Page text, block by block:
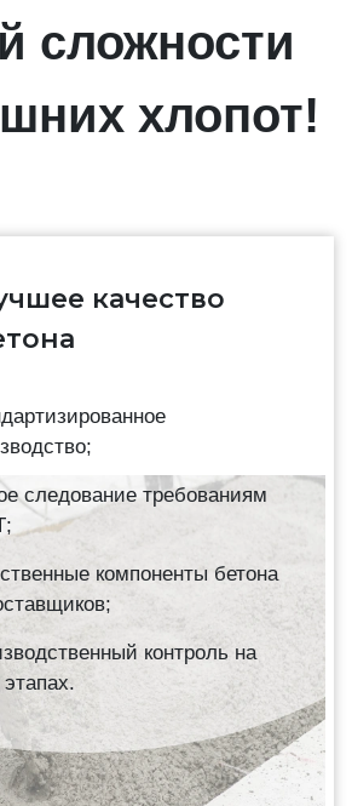
сложности
хлопот!
качество
следование требованиям
компоненты бетона
контроль на